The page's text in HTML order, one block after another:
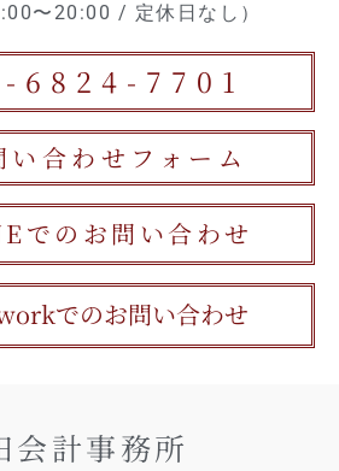
〜20:00 / 定休日なし）
6824-7701
い合わせフォーム
でのお問い合わせ
でのお問い合わせ
会計事務所